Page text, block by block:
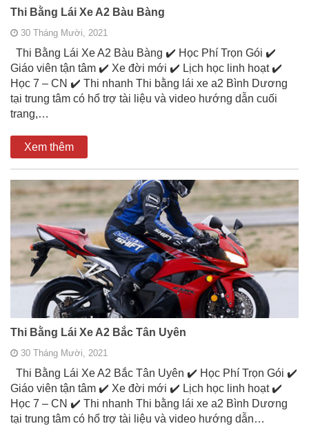
Thi Bằng Lái Xe A2 Bàu Bàng
30 Tháng Mười, 2021
Thi Bằng Lái Xe A2 Bàu Bàng ✔️ Học Phí Trọn Gói ✔️
Giáo viên tận tâm ✔️ Xe đời mới ✔️ Lịch học linh hoạt ✔️
Học 7 – CN ✔️ Thi nhanh Thi bằng lái xe a2 Bình Dương
tại trung tâm có hổ trợ tài liệu và video hướng dẫn cuối
trang,…
Xem thêm
Thi Bằng Lái Xe A2 Bắc Tân Uyên
30 Tháng Mười, 2021
Thi Bằng Lái Xe A2 Bắc Tân Uyên ✔️ Học Phí Trọn Gói ✔️
Giáo viên tận tâm ✔️ Xe đời mới ✔️ Lịch học linh hoạt ✔️
Học 7 – CN ✔️ Thi nhanh Thi bằng lái xe a2 Bình Dương
tại trung tâm có hổ trợ tài liệu và video hướng dẫn…